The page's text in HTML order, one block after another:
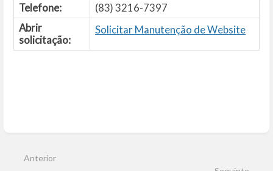
Telefone:
(83) 3216-7397
Abrir
solicitação:
Solicitar Manutenção de Website
deAnterior